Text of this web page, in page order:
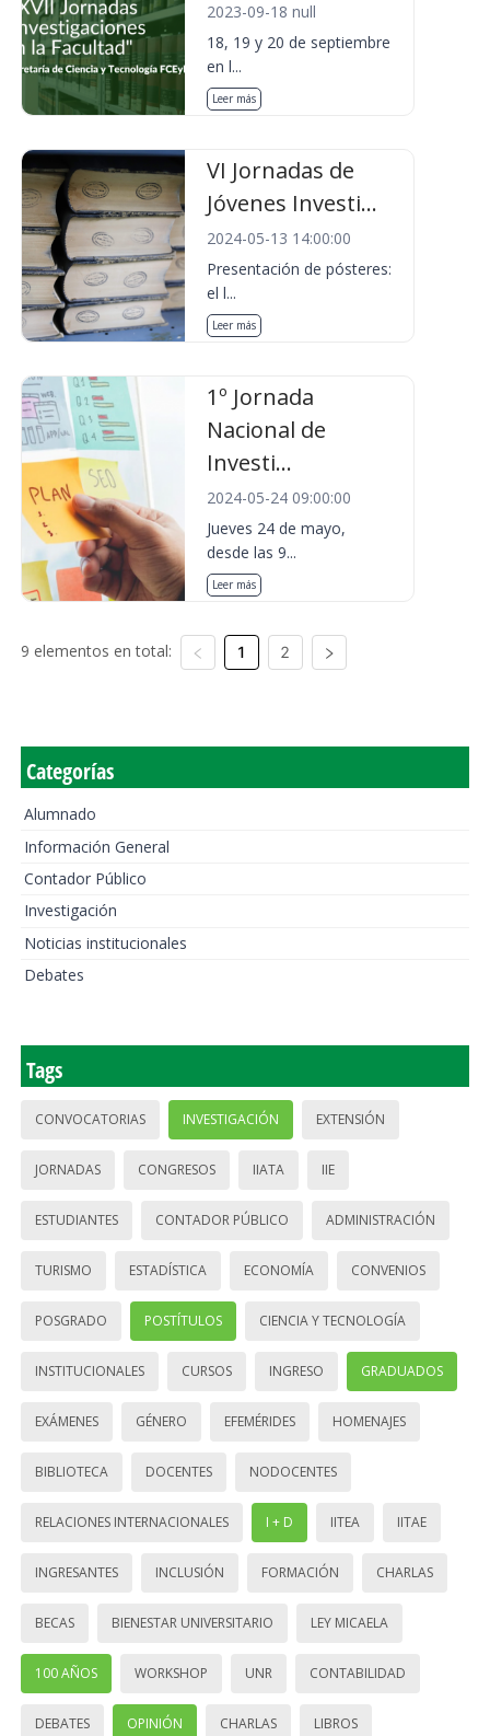
2023-09-18 null
18, 19 y 20 de septiembre
en l...
Leer más
VI Jornadas de
Jóvenes Investi...
2024-05-13 14:00:00
Presentación de pósteres:
el l...
Leer más
1º Jornada
Nacional de
Investi...
2024-05-24 09:00:00
Jueves 24 de mayo,
desde las 9...
Leer más
9 elementos en total: 1 2
Categorías
Alumnado
Información General
Contador Público
Investigación
Noticias institucionales
Debates
Tags
CONVOCATORIAS INVESTIGACIÓN EXTENSIÓN
JORNADAS CONGRESOS IIATA IIE
ESTUDIANTES CONTADOR PÚBLICO ADMINISTRACIÓN
TURISMO ESTADÍSTICA ECONOMÍA CONVENIOS
POSGRADO POSTÍTULOS CIENCIA Y TECNOLOGÍA
INSTITUCIONALES CURSOS INGRESO GRADUADOS
EXÁMENES GÉNERO EFEMÉRIDES HOMENAJES
BIBLIOTECA DOCENTES NODOCENTES
RELACIONES INTERNACIONALES I + D IITEA IITAE
INGRESANTES INCLUSIÓN FORMACIÓN CHARLAS
BECAS BIENESTAR UNIVERSITARIO LEY MICAELA
100 AÑOS WORKSHOP UNR CONTABILIDAD
DEBATES OPINIÓN CHARLAS LIBROS